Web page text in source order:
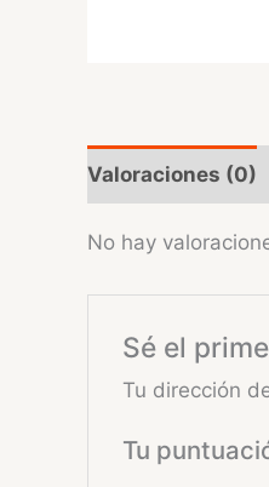
Valoraciones (0)
No hay
Sé el
Tu dirección
Tu